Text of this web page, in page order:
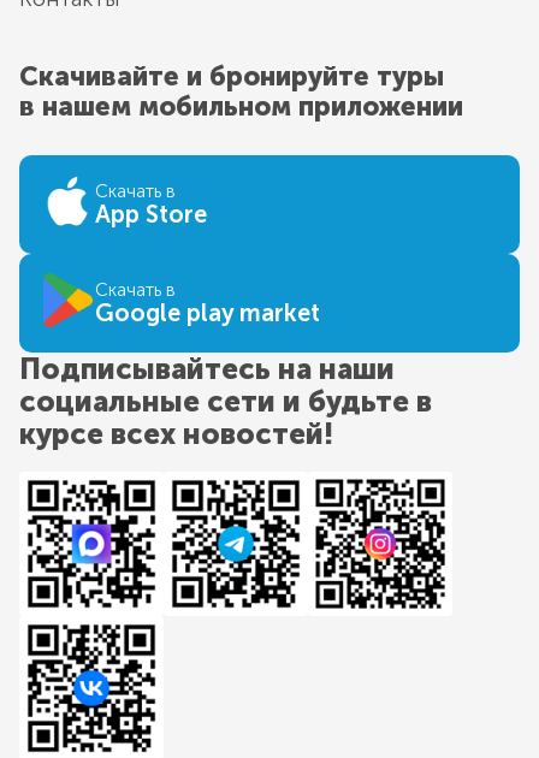
Скачивайте и бронируйте туры
в нашем мобильном приложении
Скачать в
App Store
Скачать в
Google play market
Подписывайтесь на наши
социальные сети и будьте в
курсе всех новостей!